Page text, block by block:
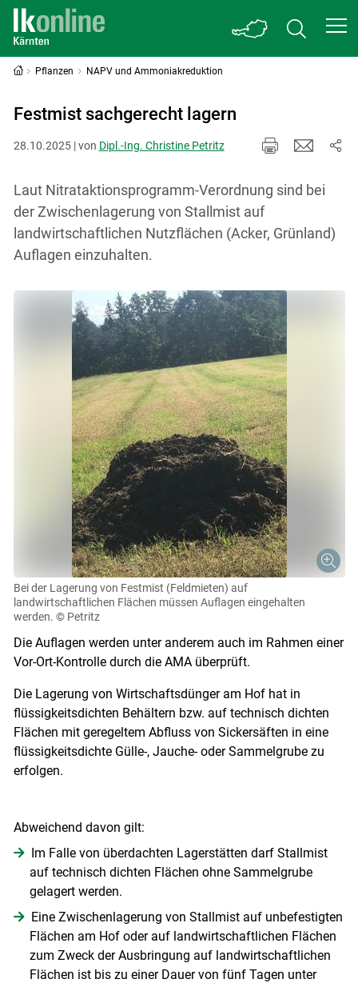
Skip to main content
Pflanzen NAPV und Ammoniakreduktion
Festmist sachgerecht lagern
28.10.2025 | von Dipl.-Ing. Christine Petritz
Laut Nitrataktionsprogramm-Verordnung sind bei
der Zwischenlagerung von Stallmist auf
landwirtschaftlichen Nutzflächen (Acker, Grünland)
Auflagen einzuhalten.
Bei der Lagerung von Festmist (Feldmieten) auf
landwirtschaftlichen Flächen müssen Auflagen eingehalten
werden. © Petritz
Die Auflagen werden unter anderem auch im Rahmen einer
Vor-Ort-Kontrolle durch die AMA überprüft.
Die Lagerung von Wirtschaftsdünger am Hof hat in
flüssigkeitsdichten Behältern bzw. auf technisch dichten
Flächen mit geregeltem Abfluss von Sickersäften in eine
flüssigkeitsdichte Gülle-, Jauche- oder Sammelgrube zu
erfolgen.
Abweichend davon gilt:
Im Falle von überdachten Lagerstätten darf Stallmist
auf technisch dichten Flächen ohne Sammelgrube
gelagert werden.
Eine Zwischenlagerung von Stallmist auf unbefestigten
Flächen am Hof oder auf landwirtschaftlichen Flächen
zum Zweck der Ausbringung auf landwirtschaftlichen
Flächen ist bis zu einer Dauer von fünf Tagen unter